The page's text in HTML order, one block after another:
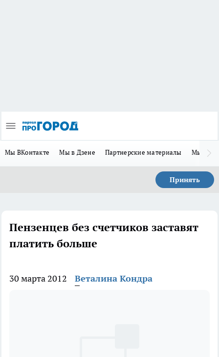
Мы ВКонтакте Мы в Дзене Партнерские материалы Мы в
Принять
Пензенцев без счетчиков заставят
платить больше
30 марта 2012 Веталина Кондра